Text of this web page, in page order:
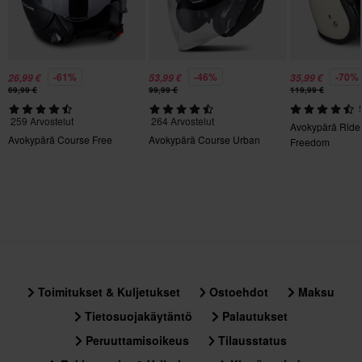
Kyllä
Väri
Kiertovoimasuoja
Ei mitään
Urban
Materiaali
Ulkomateriaali
26,99 € -61%
69,99 €
259 Arvostelut
Avokypärä Course Free
53,99 € -46%
99,99 €
264 Arvostelut
Avokypärä Course Urban
35,99 € -70%
119,99 €
Avokypärä
Freedom
Toimitukset & Kuljetukset Ostoehdot
Maksu
Tietosuojakäytäntö
Palautukset
Peruuttamisoikeus
Tilausstatus